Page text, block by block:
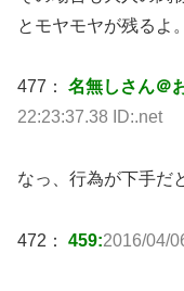
とモヤモヤが残るよ。
477： 名無しさん＠
22:23:37.38 ID:.net
なっ、行為が下手だ
472： 459:2016/04/